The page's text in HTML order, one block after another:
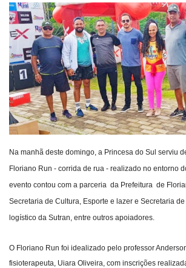
Notícias
Vídeos
Webmail
Contato
Na manhã deste domingo, a Princesa do Sul serviu
Floriano Run - corrida de rua - realizado no entorno
evento contou com a parceria da Prefeitura de
Secretaria de Cultura, Esporte e lazer e Secretaria
logístico da Sutran, entre outros apoiadores.
O Floriano Run foi idealizado pelo professor
fisioterapeuta, Uiara Oliveira, com inscrições